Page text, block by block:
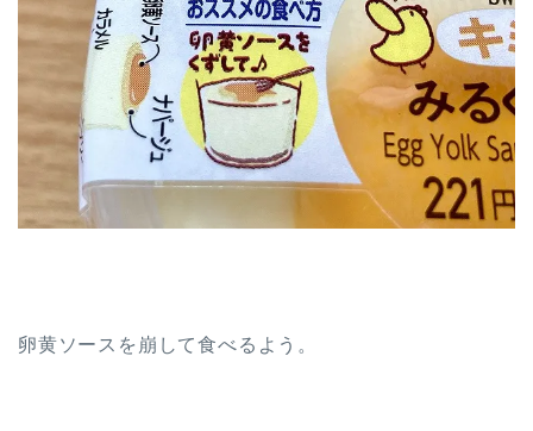
卵黄ソースを崩して食べるよう。